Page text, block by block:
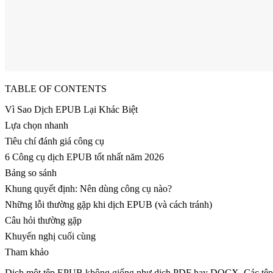
TABLE OF CONTENTS
Vì Sao Dịch EPUB Lại Khác Biệt
Lựa chọn nhanh
Tiêu chí đánh giá công cụ
6 Công cụ dịch EPUB tốt nhất năm 2026
Bảng so sánh
Khung quyết định: Nên dùng công cụ nào?
Những lỗi thường gặp khi dịch EPUB (và cách tránh)
Câu hỏi thường gặp
Khuyến nghị cuối cùng
Tham khảo